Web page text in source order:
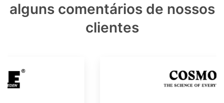
alguns comentários de nossos
clientes